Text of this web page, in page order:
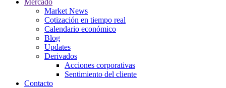
Market News
Cotización en tiempo real
Calendario económico
Blog
Updates
Derivados
Acciones corporativas
Sentimiento del cliente
Contacto